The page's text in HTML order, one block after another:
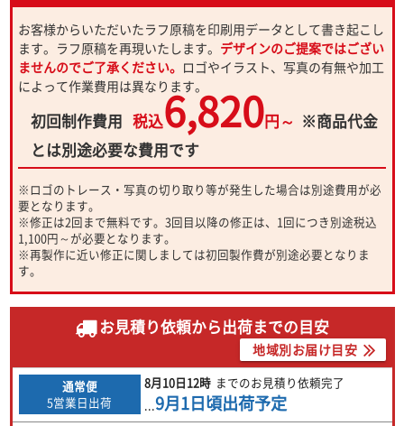
お客様からいただいたラフ原稿を印刷用データとして書き起こし
ます。ラフ原稿を再現いたします。 デザインのご提案ではござい
ませんのでご了承ください。 ロゴやイラスト、写真の有無や加工
によって作業費用は異なります。
初回制作費用 税込6,820円～ ※商品代金
とは別途必要な費用です
※ロゴのトレース・写真の切り取り等が発生した場合は別途費用が必
要となります。
※修正は2回まで無料です。3回目以降の修正は、1回につき別途税込
1,100円～が必要となります。
※再製作に近い修正に関しましては初回製作費が別途必要となりま
す。
お見積り依頼から出荷までの目安
地域別お届け目安
通常便
5営業日出荷
8月10日12時 までのお見積り依頼完了
...9月1日頃出荷予定